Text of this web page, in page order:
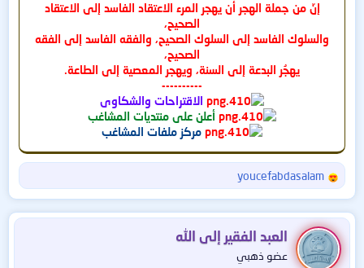
إنّ من جملة الهجر أن يهجر المرء الاعتقاد الفاسد إلى الاعتقاد
الصحيح،
والسلوك الفاسد إلى السلوك الصحيح، والفقه الفاسد إلى الفقه
الصحيح،
يهجُر البدعة إلى السنة، ويهجر المعصية إلى الطاعة.
----------
الاقتراحات والشكاوى
أعلن على منتديات المشاغب
مركز ملفات المشاغب
ا
ل
ت
ف
ا
ع
youcefabdasalam
العبد الفقير إلى الله
عضو ذهبي